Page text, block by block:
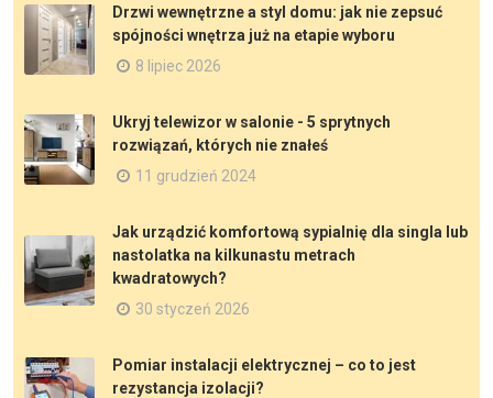
Drzwi wewnętrzne a styl domu: jak nie zepsuć
spójności wnętrza już na etapie wyboru
8 lipiec 2026
Ukryj telewizor w salonie - 5 sprytnych
rozwiązań, których nie znałeś
11 grudzień 2024
Jak urządzić komfortową sypialnię dla singla lub
nastolatka na kilkunastu metrach
kwadratowych?
30 styczeń 2026
Pomiar instalacji elektrycznej – co to jest
rezystancja izolacji?